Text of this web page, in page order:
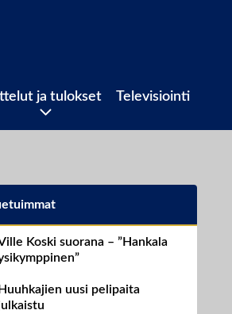
ja tulokset Televisiointi
Koski suorana – ”Hankala
Huuhkajien uusi pelipaita